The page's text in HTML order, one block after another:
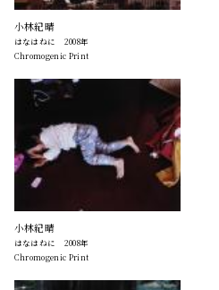
小林紀晴
はなはねに 2008年
Chromogenic Print
小林紀晴
はなはねに 2008年
Chromogenic Print